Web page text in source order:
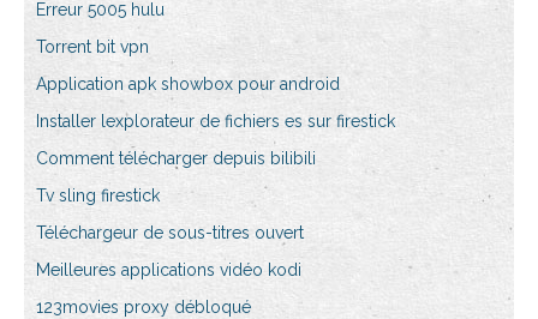
Erreur 5005 hulu
Torrent bit vpn
Application apk showbox pour android
Installer lexplorateur de fichiers es sur firestick
Comment télécharger depuis bilibili
Tv sling firestick
Téléchargeur de sous-titres ouvert
Meilleures applications vidéo kodi
123movies proxy débloqué